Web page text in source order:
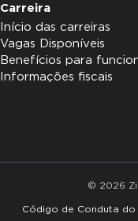
Carreira
Início das carreiras
Vagas Disponíveis
Benefícios para
Informações fiscais
© 2026
Código de Conduta